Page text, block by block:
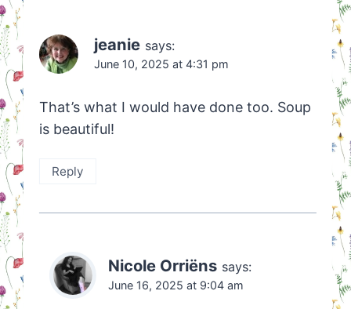
jeanie says:
June 10, 2025 at 4:31 pm
That’s what I would have done too. Soup
is beautiful!
Reply
Nicole Orriëns says:
June 16, 2025 at 9:04 am